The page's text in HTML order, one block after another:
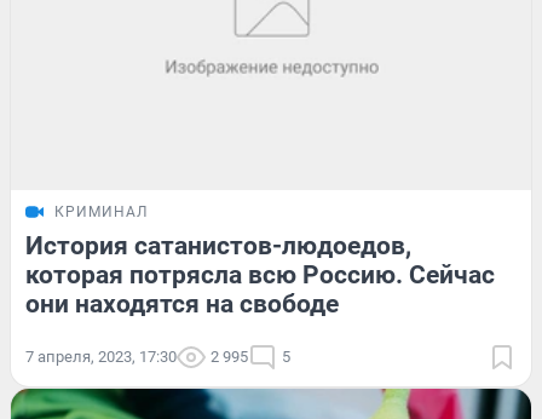
КРИМИНАЛ
История сатанистов-людоедов,
которая потрясла всю Россию. Сейчас
они находятся на свободе
7 апреля, 2023, 17:30 2 995 5